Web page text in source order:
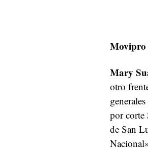
Movipro
Mary
otro
por corte
de San